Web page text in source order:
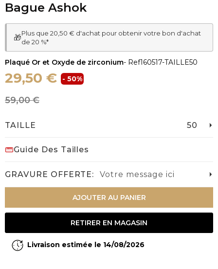
Bague Ashok
🎁Plus que 20,50 € d'achat pour obtenir votre bon d'achat
de 20 %*
Plaqué Or et Oxyde de zirconium- Ref160517-TAILLE50
29,50 € - 50%
59,00 €
TAILLE 50
Guide Des Tailles
GRAVURE OFFERTE: Votre message ici
AJOUTER AU PANIER
RETIRER EN MAGASIN
Livraison estimée le 14/08/2026